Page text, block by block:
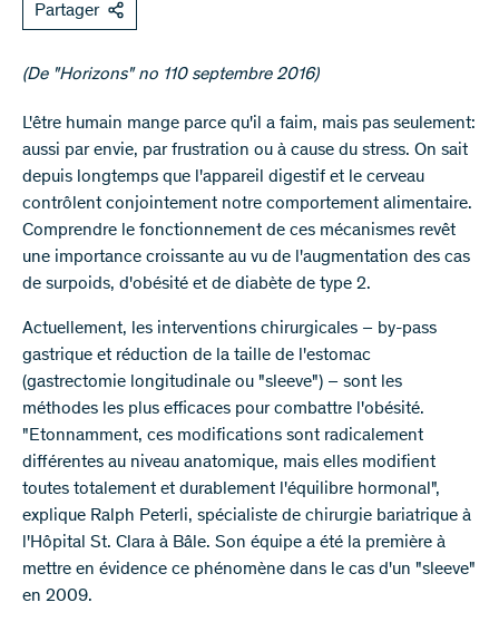
Partager
(De "Horizons" no 110 septembre 2016)​​​
​L'être humain mange parce qu'il a faim, mais pas seulement:
aussi par envie, par frustration ou à cause du stress. On sait
depuis longtemps que l'appareil digestif et le cerveau
contrôlent conjointement notre comportement alimentaire.
Comprendre le fonctionnement de ces mécanismes revêt
une importance croissante au vu de l'augmentation des cas
de surpoids, d'obésité et de diabète de type 2.
Actuellement, les interventions chirurgicales – by-pass
gastrique et réduction de la taille de l'estomac
(gastrectomie longitudinale ou "sleeve") – sont les
méthodes les plus efficaces pour combattre l'obésité.
"Etonnamment, ces modifications sont radicalement
différentes au niveau anatomique, mais elles modifient
toutes totalement et durablement l'équilibre hormonal",
explique Ralph Peterli, spécialiste de chirurgie bariatrique à
l'Hôpital St. Clara à Bâle. Son équipe a été la première à
mettre en évidence ce phénomène dans le cas d'un "sleeve"
en 2009.